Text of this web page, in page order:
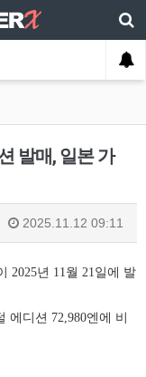
발매, 일본 가
2025.11.12 09:11
2025년 11월 21일에 발
에디션 72,980엔에 비